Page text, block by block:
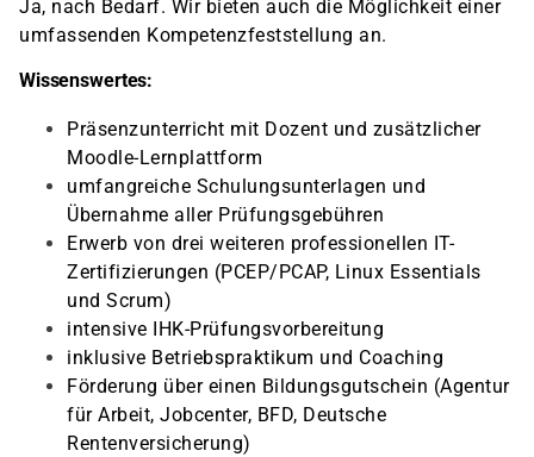
Ja, nach Bedarf. Wir bieten auch die Möglichkeit einer
umfassenden Kompetenzfeststellung an.
Wissenswertes:
Präsenzunterricht mit Dozent und zusätzlicher
Moodle-Lernplattform
umfangreiche Schulungsunterlagen und
Übernahme aller Prüfungsgebühren
Erwerb von drei weiteren professionellen IT-
Zertifizierungen (PCEP/PCAP, Linux Essentials
und Scrum)
intensive IHK-Prüfungsvorbereitung
inklusive Betriebspraktikum und Coaching
Förderung über einen Bildungsgutschein (Agentur
für Arbeit, Jobcenter, BFD, Deutsche
Rentenversicherung)